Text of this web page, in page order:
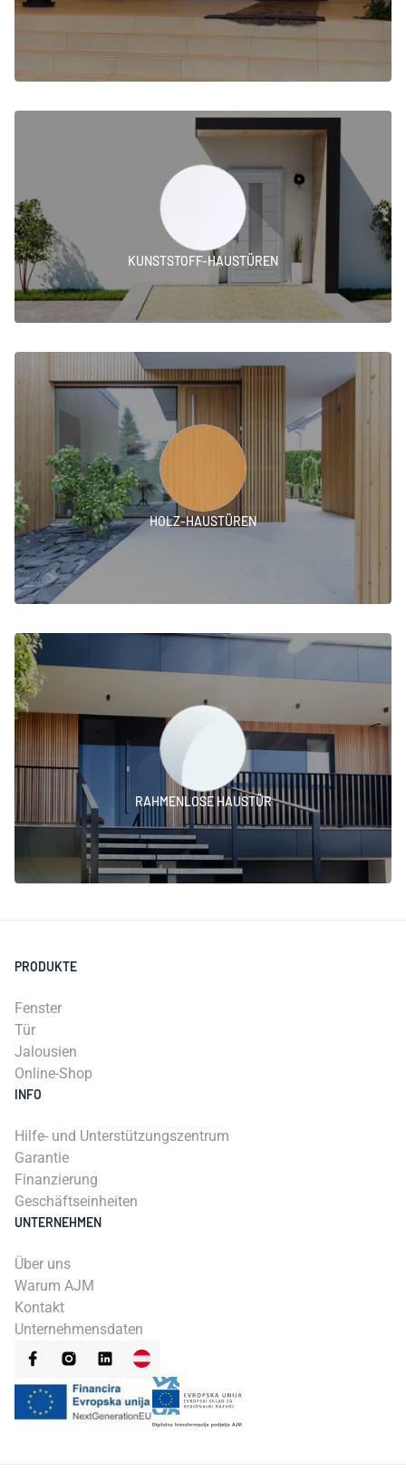
KUNSTSTOFF-HAUSTÜREN
HOLZ-HAUSTÜREN
RAHMENLOSE HAUSTÜR
PRODUKTE
Fenster
Tür
Jalousien
Online-Shop
INFO
Hilfe- und Unterstützungszentrum
Garantie
Finanzierung
Geschäftseinheiten
UNTERNEHMEN
Über uns
Warum AJM
Kontakt
Unternehmensdaten